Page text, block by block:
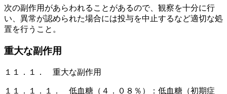
次の副作用があらわれることがあるので、観察を十分に行
い、異常が認められた場合には投与を中止するなど適切な処
置を行うこと。
重大な副作用
１１．１． 重大な副作用
１１．１．１． 低血糖（４．０８％）：低血糖（初期症